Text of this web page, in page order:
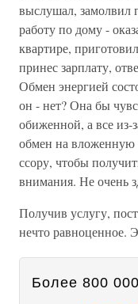
выслушал, замолвил
работу по дому -
квартире,
принес зарплату,
Обмен энергией
он - нет? Она бы
обиженной, а все из-
обмен на вложенную
ссору, чтобы
внимания. Не очень
Получив услугу,
нечто равноценное.
Более 800